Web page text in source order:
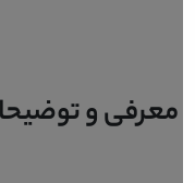
معرفی و